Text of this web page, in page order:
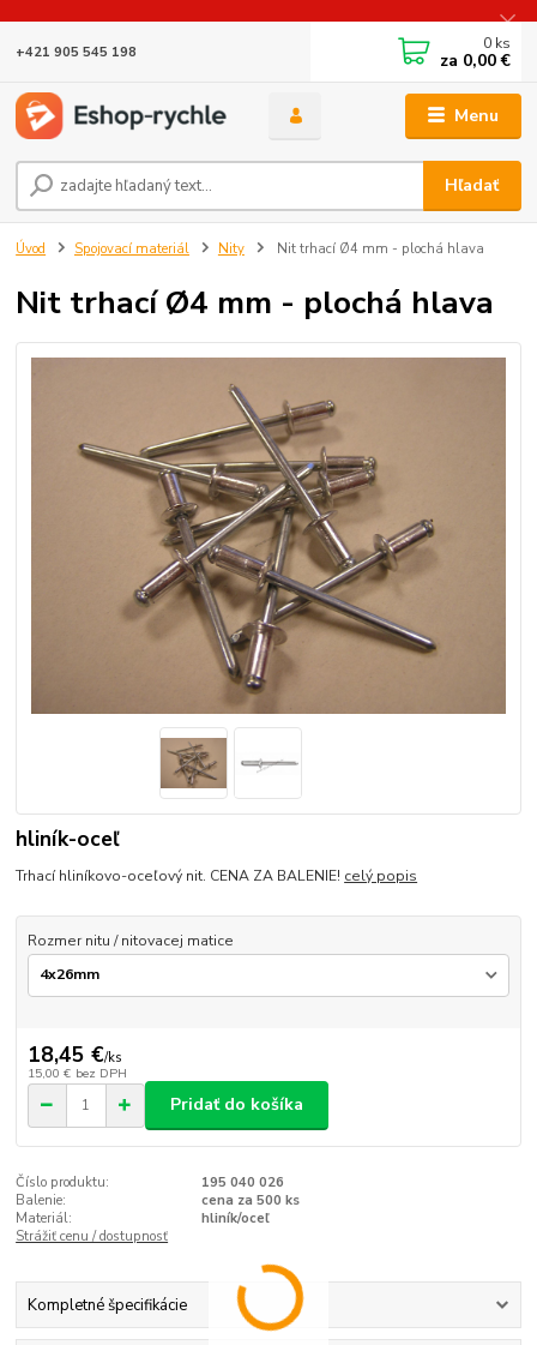
Menu
Hľadať
+421 905 545 198 0 ks
za 0,00 €
Úvod Spojovací materiál Nity Nit trhací Ø4 mm - plochá hlava
Nit trhací Ø4 mm - plochá hlava
hliník-oceľ
Trhací hliníkovo-oceľový nit. CENA ZA BALENIE! celý popis
Rozmer nitu / nitovacej matice
18,45 €/ks
15,00 € bez DPH
Pridať do košíka
Číslo produktu:
195 040 026
Balenie:
cena za 500 ks
Materiál:
hliník/oceľ
Strážiť cenu / dostupnosť
Kompletné špecifikácie